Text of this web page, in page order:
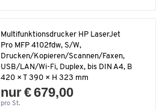
Multifunktionsdrucker HP LaserJet
Pro MFP 4102fdw, S/W,
Drucken/Kopieren/Scannen/Faxen,
USB/LAN/Wi-Fi, Duplex, bis DIN A4, B
420 × T 390 × H 323 mm
nur € 679,00
pro St.